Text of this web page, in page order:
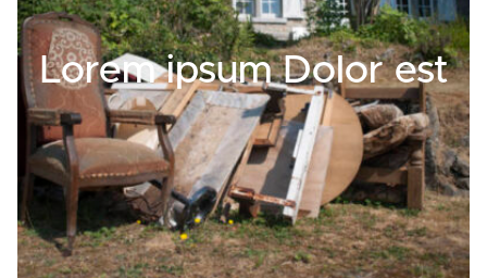
Lorem ipsum Dolor est